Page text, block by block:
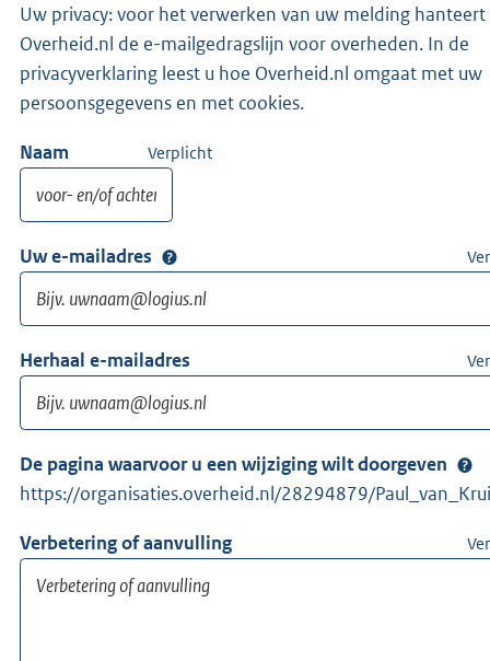
Uw privacy: voor het verwerken van uw melding hanteert
Overheid.nl de e-mailgedragslijn voor overheden. In de
privacyverklaring leest u hoe Overheid.nl omgaat met uw
persoonsgegevens en met cookies.
Naam Verplicht
Uw e-mailadres
Herhaal e-mailadres
De pagina waarvoor u een wijziging wilt doorgeven
https://organisaties.overheid.nl/28294879/
Verbetering of aanvulling